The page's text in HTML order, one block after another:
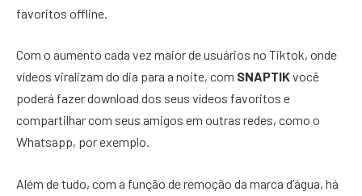
favoritos offline.
Com o aumento cada vez maior de usuários no Tiktok, onde
vídeos viralizam do dia para a noite, com SNAPTIKvocê
poderá fazer download dos seus vídeos favoritos e
compartilhar com seus amigos em outras redes, como o
Whatsapp, por exemplo.
Além de tudo, com a função de remoção da marca d’água, há